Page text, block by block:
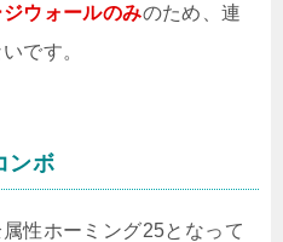
ウォールのみのため、連
です。
ンボ
性ホーミング25となって